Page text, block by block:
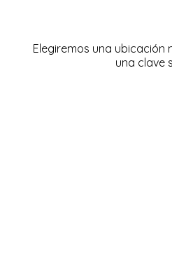
Elegiremos una
una clave